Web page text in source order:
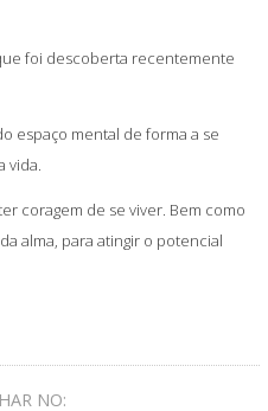
foi descoberta recentemente
espaço mental de forma a se
vida.
coragem de se viver. Bem como
alma, para atingir o potencial
NO: